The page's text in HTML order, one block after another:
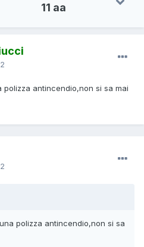
11 aa
antincendio,non si sa mai
polizza antincendio,non si sa